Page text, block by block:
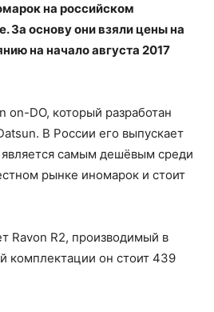
на российском
За основу они взяли цены на
на начало августа 2017
on-DO, который разработан
В России его выпускает
самым дешёвым среди
рынке иномарок и стоит
Ravon R2, производимый в
комплектации он стоит 439